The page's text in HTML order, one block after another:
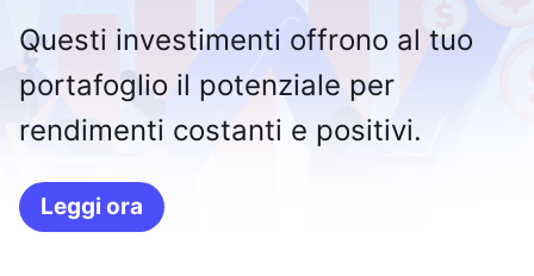
Questi investimenti offrono al tuo
portafoglio il potenziale per
rendimenti costanti e positivi.
Leggi ora